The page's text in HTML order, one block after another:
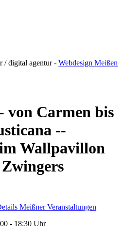
/ digital agentur - Webdesign Meißen
von Carmen bis
--
Wallpavillon
Meißner Veranstaltungen
- 18:30 Uhr